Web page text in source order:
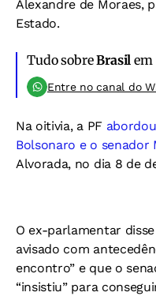
Alexandre de Moraes,
Estado.
Tudo sobreBrasil em
Entre no canal do
Na oitivia, a PF
Bolsonaro e o senador
Alvorada, no dia 8 de
O ex-parlamentar
avisado com
encontro” e que o
“insistiu” para